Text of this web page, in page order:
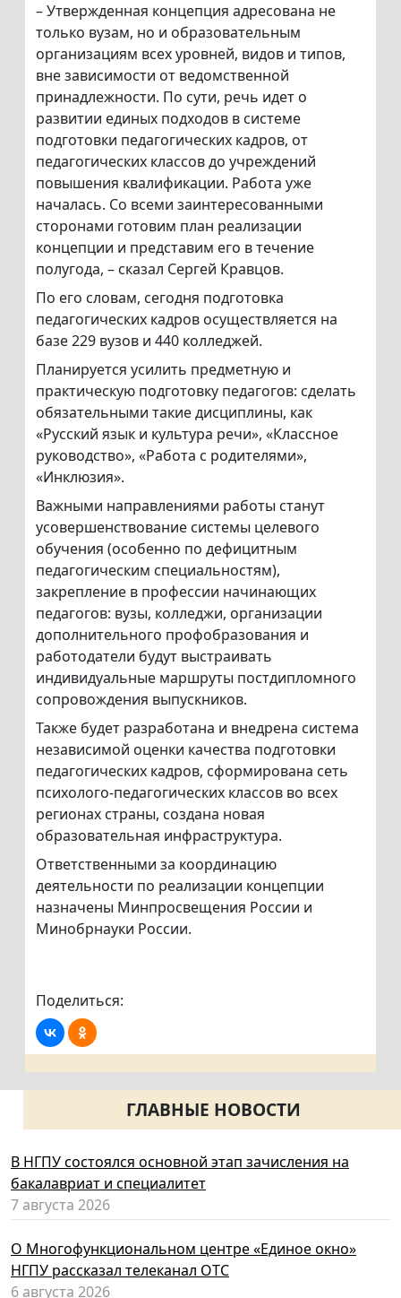
– Утвержденная концепция адресована не
только вузам, но и образовательным
организациям всех уровней, видов и типов,
вне зависимости от ведомственной
принадлежности. По сути, речь идет о
развитии единых подходов в системе
подготовки педагогических кадров, от
педагогических классов до учреждений
повышения квалификации. Работа уже
началась. Со всеми заинтересованными
сторонами готовим план реализации
концепции и представим его в течение
полугода, – сказал Сергей Кравцов.
По его словам, сегодня подготовка
педагогических кадров осуществляется на
базе 229 вузов и 440 колледжей.
Планируется усилить предметную и
практическую подготовку педагогов: сделать
обязательными такие дисциплины, как
«Русский язык и культура речи», «Классное
руководство», «Работа с родителями»,
«Инклюзия».
Важными направлениями работы станут
усовершенствование системы целевого
обучения (особенно по дефицитным
педагогическим специальностям),
закрепление в профессии начинающих
педагогов: вузы, колледжи, организации
дополнительного профобразования и
работодатели будут выстраивать
индивидуальные маршруты постдипломного
сопровождения выпускников.
Также будет разработана и внедрена система
независимой оценки качества подготовки
педагогических кадров, сформирована сеть
психолого-педагогических классов во всех
регионах страны, создана новая
образовательная инфраструктура.
Ответственными за координацию
деятельности по реализации концепции
назначены Минпросвещения России и
Минобрнауки России.
Поделиться:
ГЛАВНЫЕ НОВОСТИ
В НГПУ состоялся основной этап зачисления на
бакалавриат и специалитет
7 августа 2026
О Многофункциональном центре «Единое окно»
НГПУ рассказал телеканал ОТС
6 августа 2026